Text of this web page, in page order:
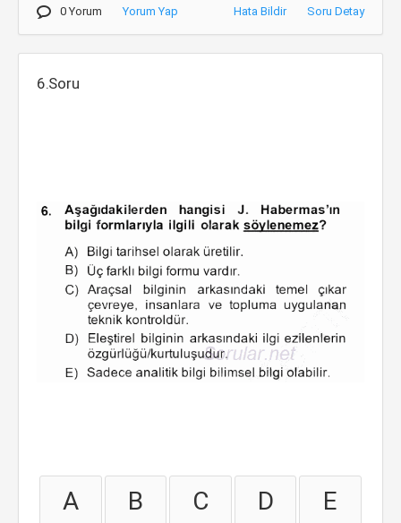
0 Yorum Yorum Yap Hata Bildir Soru Detay
6.Soru
A B C D E